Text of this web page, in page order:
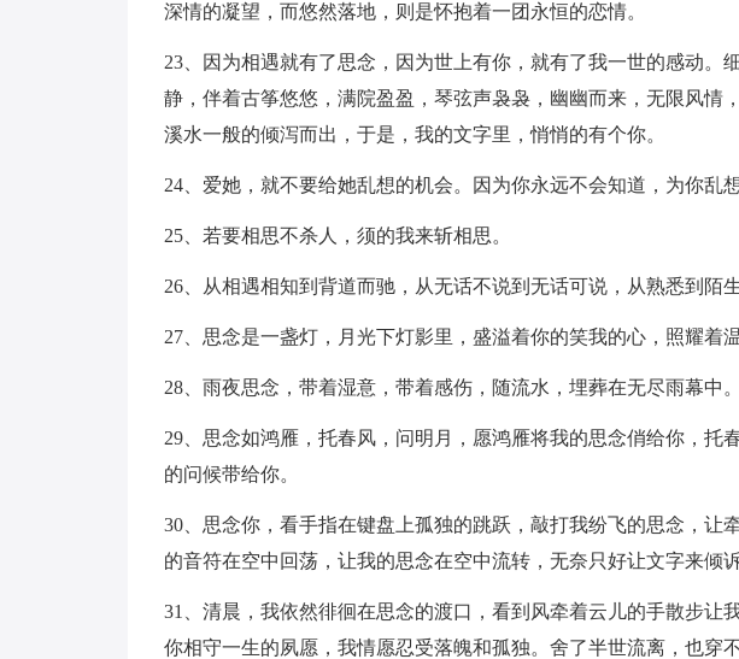
深情的凝望，而悠然落地，则是怀抱着一团永恒的恋情。
23、因为相遇就有了思念，因为世上有你，就有了我一世的感动。
静，伴着古筝悠悠，满院盈盈，琴弦声袅袅，幽幽而来，无限风情
溪水一般的倾泻而出，于是，我的文字里，悄悄的有个你。
24、爱她，就不要给她乱想的机会。因为你永远不会知道，为你乱
25、若要相思不杀人，须的我来斩相思。
26、从相遇相知到背道而驰，从无话不说到无话可说，从熟悉到陌
27、思念是一盏灯，月光下灯影里，盛溢着你的笑我的心，照耀着
28、雨夜思念，带着湿意，带着感伤，随流水，埋葬在无尽雨幕中。
29、思念如鸿雁，托春风，问明月，愿鸿雁将我的思念俏给你，托
的问候带给你。
30、思念你，看手指在键盘上孤独的跳跃，敲打我纷飞的思念，让
的音符在空中回荡，让我的思念在空中流转，无奈只好让文字来倾
31、清晨，我依然徘徊在思念的渡口，看到风牵着云儿的手散步让
你相守一生的夙愿，我情愿忍受落魄和孤独。舍了半世流离，也穿